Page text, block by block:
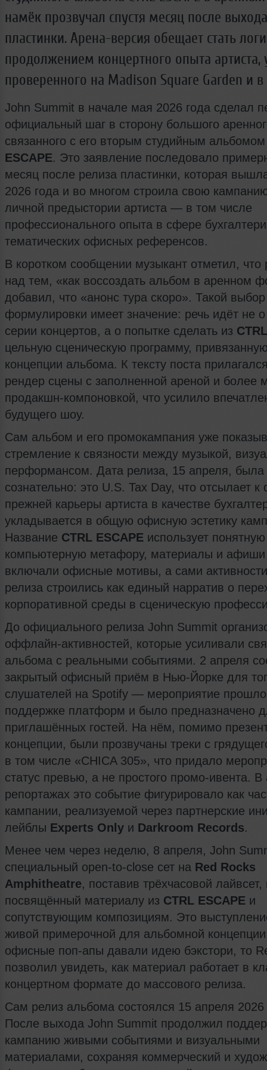
намёк прозвучал спустя месяц после выхода
пластинки. Арена-версия обещает стать
продолжением концертного опыта артиста,
проверенного на Madison Square Garden и в
John Summit в начале мая 2026 года сделал
официальный шаг в сторону большого
связанного с его вторым студийным
ESCAPE. Это заявление последовало
месяц после релиза пластинки, которая
2026 года и во многом строила свою
личной предыстории артиста — в том числе
профессионального опыта в сфере
тематических офисных референсов.
В коротком сообщении музыкант отметил, что
над тем, «как воссоздать альбом в аренном
добавил, что «анонс тура скоро». Такой выбор
формулировки имеет значение: речь идёт не
серии концертов, а о попытке сделать из
цельную сценическую программу,
концепции альбома. К тексту поста
рендер сцены с заполненной ареной и более
продакшн-компоновкой, что усилило
будущего шоу.
Сам альбом и его промокампания уже
стремление к связности между музыкой,
перформансом. Дата релиза, 15 апреля,
сознательно: это U.S. Tax Day, что отсылает к
прежней карьеры артиста в качестве
укладывается в общую офисную эстетику
Название CTRL ESCAPE использует понятную
компьютерную метафору, материалы и афиши
включали офисные мотивы, а сами активности
релиза строились как единый нарратив о
корпоративной среды в сценическую
До официального релиза John Summit
оффлайн-активностей, которые усиливали
альбома с реальными событиями. 2 апреля
закрытый офисный приём в Нью-Йорке для
слушателей на Spotify — мероприятие
поддержке платформ и было предназначено
приглашённых гостей. На нём, помимо
концепции, были прозвучаны треки с
в том числе «CHICA 305», что придало
статус превью, а не простого промо-ивента. В
репортажах это событие фигурировало как
кампании, реализуемой через партнерские
лейблы Experts Only и Darkroom Records.
Менее чем через неделю, 8 апреля, John
специальный open-to-close сет на Red Rocks
Amphitheatre, поставив трёхчасовой
посвящённый материалу из CTRL ESCAPE и
сопутствующим композициям. Это
живой примерочной для альбомной
офисные поп-апы давали идею бэкстори, то
позволил увидеть, как материал работает в
концертном формате до массового релиза.
Сам релиз альбома состоялся 15 апреля 2026
После выхода John Summit продолжил
кампанию живыми событиями и визуальными
материалами, сохраняя коммерческий и